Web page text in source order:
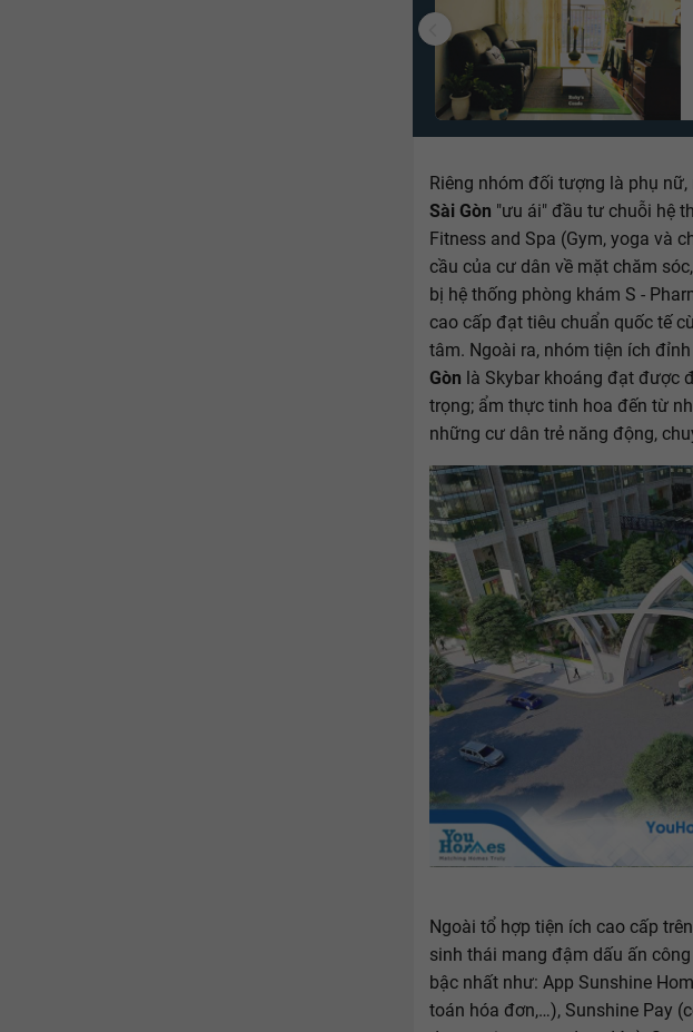
Riêng nhóm đối tượng là phụ
Sài Gòn "ưu ái" đầu tư chuỗi hệ
Fitness and Spa (Gym, yoga và
cầu của cư dân về mặt chăm
bị hệ thống phòng khám S -
cao cấp đạt tiêu chuẩn quốc tế
tâm. Ngoài ra, nhóm tiện ích
Gòn là Skybar khoáng đạt được
trọng; ẩm thực tinh hoa đến từ
những cư dân trẻ năng động,
Ngoài tổ hợp tiện ích cao cấp
sinh thái mang đậm dấu ấn
bậc nhất như: App Sunshine
toán hóa đơn,…), Sunshine Pay